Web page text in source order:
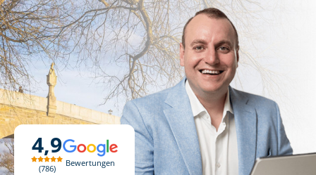
4,9
786
Bewertungen